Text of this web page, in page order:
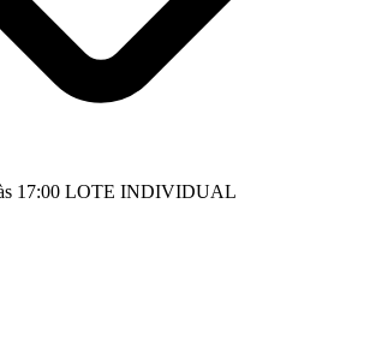
17:00 LOTE INDIVIDUAL